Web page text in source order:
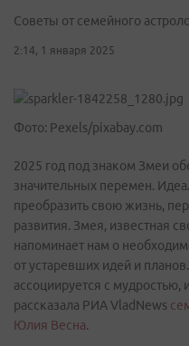
Советы от семейного
2:14, 1 января 2025
Фото: Pexels/pixabay.com
2025 год под знаком Змеи
значительных перемен.
преобразить свою жизнь,
развития. Змея, известная
напоминает нам о
от устаревших идей и
ассоциируется с
рассказала РИА VladNews
Юлия Весна.